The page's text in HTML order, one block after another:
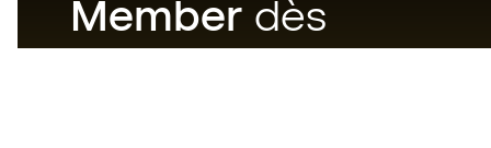
Member dès
maintenant